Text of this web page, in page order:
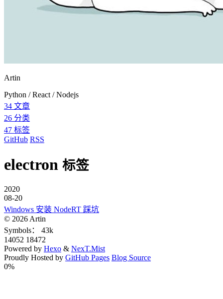
Artin
Python / React / Nodejs
34 文章
26 分类
47 标签
GitHub RSS
electron 标签
2020
08-20
Windows 安装 NodeRT 踩坑
© 2026 Artin
Symbols：
43k
14052 18472
Powered by Hexo & NexT.Mist
Proudly Hosted by GitHub Pages Blog Source
0%